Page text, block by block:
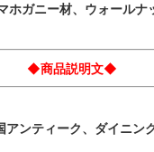
ホガニー材、ウォールナ
◆商品説明文◆
ンティーク、ダイニン